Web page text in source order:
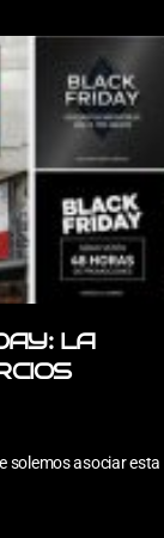
LA
solemos asociar esta